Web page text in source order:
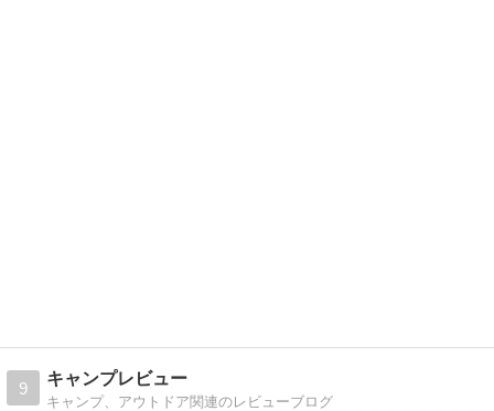
9
キャンプレビュー
キャンプ、アウトドア関連のレビューブログ